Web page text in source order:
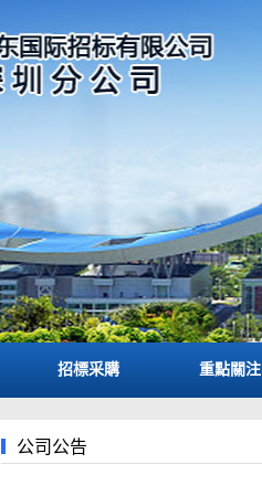
招標采購 重點關注
公司公告